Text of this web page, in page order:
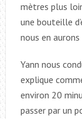
mètres plus
une bouteille
nous en
Yann nous
explique
environ 20
passer par un